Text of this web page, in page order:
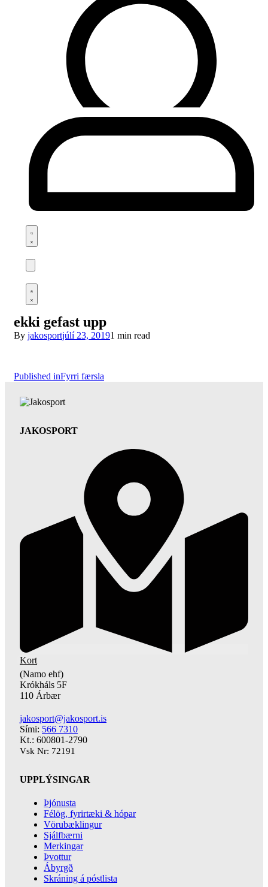
Search
open
Open
cart
Open
Account
details
ekki gefast upp
By jakosportjúlí 23, 20191 min read
Leiðarkerfi
færslu
Published inFyrri færsla
JAKOSPORT
Kort
(Namo ehf)
Krókháls 5F
110 Árbær
jakosport@jakosport.is
Sími: 566 7310
Kt.: 600801-2790
Vsk Nr: 72191
UPPLÝSINGAR
Þjónusta
Félög, fyrirtæki & hópar
Vörubæklingur
Sjálfbærni
Merkingar
Þvottur
Ábyrgð
Skráning á póstlista